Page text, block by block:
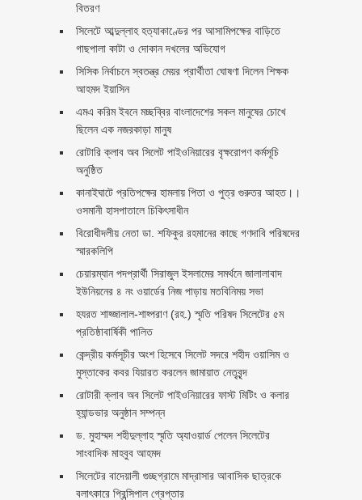
বিতরণ ‎ ‎
সিলেটে আব্দুল্লাহ হত্যাকাণ্ডের পর আসামিপক্ষের বাড়িতে
গাছপালা কাটা ও দোকান দখলের অভিযোগ
সিসিক নির্বাচনে স্বতন্ত্র মেয়র প্রার্থীতা ঘোষণা দিলেন শিক্ষক
আহমদ ইয়াসিন
এমএ করিম ইবনে মচ্ছব্বির বাংলাদেশের সকল মানুষের চোখে
ছিলেন এক নজরকাড়া মানুষ ‎
রোটারি ক্লাব অব সিলেট পাইওনিয়ারের বৃক্ষরোপণ কর্মসূচি
অনুষ্ঠিত
কানাইঘাটে প্রতিপক্ষের হামলায় পিতা ও পুত্র গুরুতর আহত।।
ওসমানী হাসপাতালে চিকিৎসাধীন
বিরোধীদলীয় নেতা ডা. শফিকুর রহমানের কাছে গণদাবি পরিষদের
স্মারকলিপি ‎
চেয়ারম্যান পদপ্রার্থী সিরাজুল ইসলামের সমর্থনে জালালাবাদ
ইউনিয়নের ৪ নং ওয়ার্ডের নিজ পাড়ায় মতবিনিময় সভা
হযরত শাহ্জালাল-শাহ্পরাণ (রহ.) স্মৃতি পরিষদ সিলেটের ৫ম
প্রতিষ্ঠাবার্ষিকী পালিত ‎​
কেন্দ্রীয় কর্মসূচীর অংশ হিসেবে সিলেট সদরে শহীদ ওয়াসিম ও
মুস্তাকের কবর যিয়ারত করলেন জামায়াত নেতৃবৃন্দ ‎
রোটারী ক্লাব অব সিলেট পাইওনিয়ারের ফাস্ট মিটিং ও কলার
হ্যান্ডভার অনুষ্ঠান সম্পন্ন
ড. মুহাম্মদ শহীদুল্লাহ স্মৃতি অ্যাওয়ার্ড পেলেন সিলেটের
সাংবাদিক মাহবুব আহমদ
সিলেটের বাদেয়ালী গুচ্ছগ্রামে মাদ্রাসার আবাসিক ছাত্রকে
বলাৎকারে প্রিন্সিপাল গ্রেপ্তার ‎